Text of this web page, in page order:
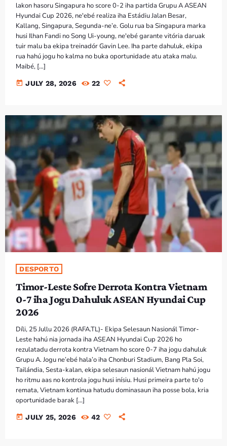
lakon hasoru Singapura ho score 0-2 iha partida Grupu A ASEAN
Hyundai Cup 2026, ne'ebé realiza iha Estádiu Jalan Besar,
Kallang, Singapura, Segunda-ne’e. Golu rua ba Singapura marka
husi Ilhan Fandi no Song Ui-young, ne'ebé garante vitória daruak
tuir malu ba ekipa treinadór Gavin Lee. Iha parte dahuluk, ekipa
rua hahú jogu ho kalma no buka oportunidade atu ataka malu.
Maibé, […]
today JULY 28, 2026 22
DESPORTO
Timor-Leste Sofre Derrota Kontra Vietnam
0-7 iha Jogu Dahuluk ASEAN Hyundai Cup
2026
Díli, 25 Jullu 2026 (RAFA.TL)- Ekipa Selesaun Nasionál Timor-
Leste hahú nia jornada iha ASEAN Hyundai Cup 2026 ho
rezulatadu derrota kontra Vietnam ho score 0-7 iha jogu dahuluk
Grupu A. Jogu ne’ebé hala’o iha Chonburi Stadium, Bang Pla Soi,
Tailándia, Sesta-kalan, ekipa selesaun nasionál Vietnam hahú jogu
ho ritmu aas no kontrola jogu husi inísiu. Husi primeira parte to'o
remata, Vietnam kontinua hatudu dominasaun iha posse bola, kria
oportunidade barak […]
today JULY 25, 2026 42